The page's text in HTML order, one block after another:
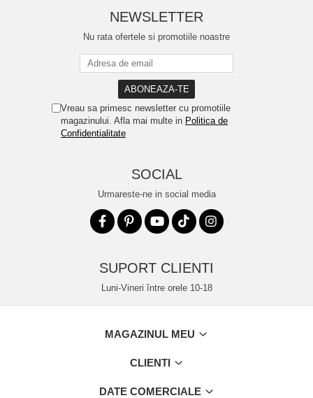
NEWSLETTER
Nu rata ofertele si promotiile noastre
Vreau sa primesc newsletter cu promotiile
magazinului. Afla mai multe in Politica de
Confidentialitate
SOCIAL
Urmareste-ne in social media
SUPORT CLIENTI
Luni-Vineri între orele 10-18
MAGAZINUL MEU
CLIENTI
DATE COMERCIALE